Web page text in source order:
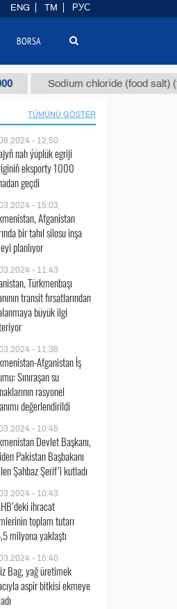
Sodium chloride (food salt) (t.) $40
TÜMÜNÜ GÖSTER
- 12:50
nah ýüplük egriji
eksporty 1000
geçdi
- 15:03
Afganistan
bir tahıl silosu inşa
planlıyor
- 11:43
Türkmenbaşı
transit fırsatlarından
büyük ilgi
- 11:36
Afganistan İş
Sınıraşan su
rasyonel
değerlendirildi
- 10:45
Devlet Başkanı,
Pakistan Başbakanı
Şahbaz Şerif’i kutladı
- 10:43
ihracat
toplam tutarı
milyona yaklaştı
- 15:40
Bag, yağ üretimek
aspir bitkisi ekmeye
ENG TM РУС
BORSA